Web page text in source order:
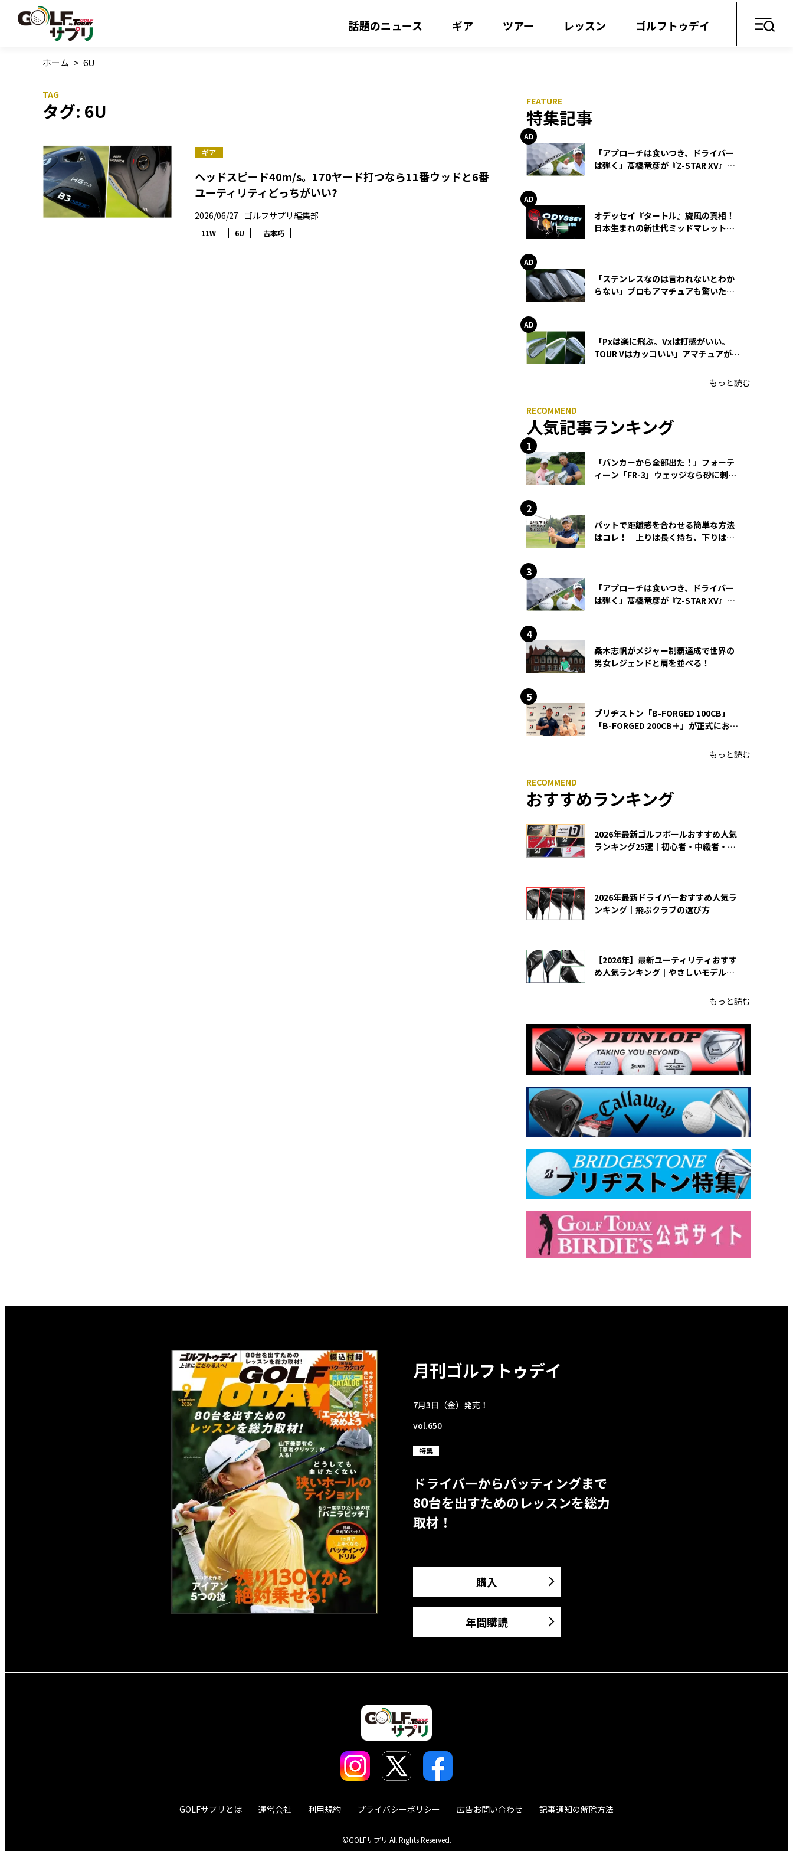
話題のニュース ギア ツアー レッスン ゴルフトゥデイ
ホーム > 6U
タグ: 6U
ギア
ヘッドスピード40m/s。170ヤード打つなら11番ウッドと6番
ユーティリティどっちがいい?
2026/06/27 ゴルフサプリ編集部
11W 6U 吉本巧
特集記事
「アプローチは食いつき、ドライバー
は弾く」髙橋竜彦が『Z-STAR XV』を
オデッセイ『タートル』旋風の真相！
日本生まれの新世代ミッドマレットが
「ステンレスなのは言われないとわか
らない」プロもアマチュアも驚いた
「Pxは楽に飛ぶ。Vxは打感がいい。
TOUR Vはカッコいい」アマチュアが選
もっと読む
人気記事ランキング
「バンカーから全部出た！」フォーテ
ィーン「FR-3」ウェッジなら砂に刺さ
パットで距離感を合わせる簡単な方法
はコレ！ 上りは長く持ち、下りは短
「アプローチは食いつき、ドライバー
は弾く」髙橋竜彦が『Z-STAR XV』を
桑木志帆がメジャー制覇達成で世界の
男女レジェンドと肩を並べる！
ブリヂストン「B-FORGED 100CB」
「B-FORGED 200CB＋」が正式にお披
もっと読む
おすすめランキング
2026年最新ゴルフボールおすすめ人気
ランキング25選｜初心者・中級者・上
2026年最新ドライバーおすすめ人気ラ
ンキング｜飛ぶクラブの選び方
【2026年】最新ユーティリティおすす
め人気ランキング｜やさしいモデルの
もっと読む
月刊ゴルフトゥデイ
7月3日（金）発売！
vol.650
特集
ドライバーからパッティングまで
80台を出すためのレッスンを総力
取材！
購入
年間購読
GOLFサプリとは 運営会社 利用規約 プライバシーポリシー 広告お問い合わせ 記事通知の解除方法
©GOLFサプリ All Rights Reserved.